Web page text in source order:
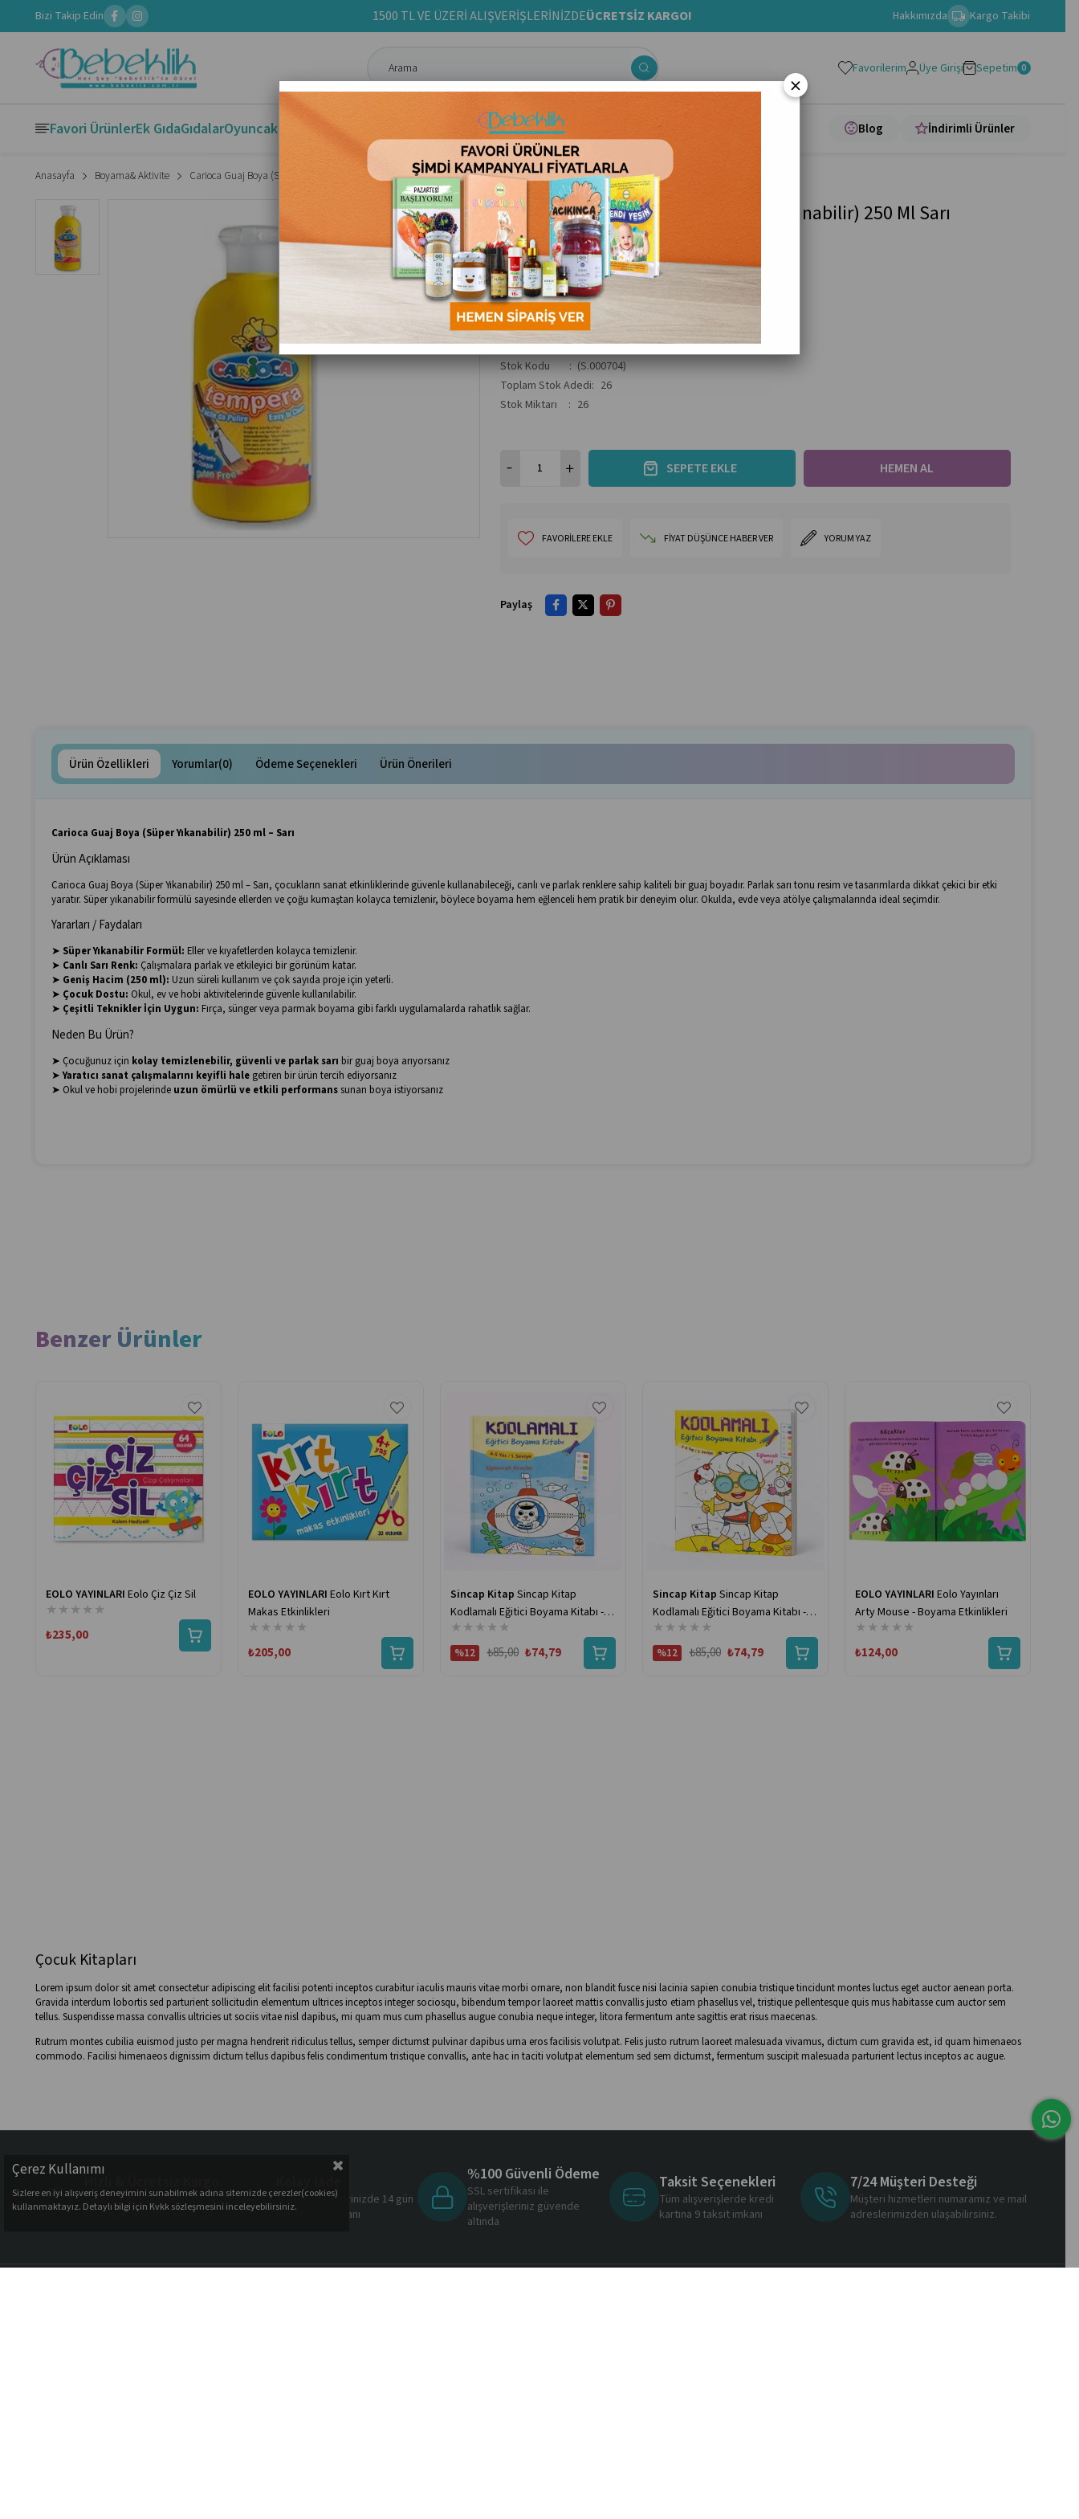
Bizi Takip Edin 1500 TL VE ÜZERİ ALIŞVERİŞLERİNİZDEÜCRETSİZ KARGO! Hakkımızda Kargo Takibi
Favorilerim Üye Girişi Sepetim 0
Favori ÜrünlerEk GıdaGıdalarOyuncakKitaplar Boyama& Aktivite Anne & Bebek Bakım Ürünleri Ek Gıda Tarif Kitapları Blog İndirimli Ürünler
Anasayfa Boyama& Aktivite Carioca Guaj Boya (Süper Yıkanabilir) 250 Ml Sarı
CariocaCarioca Guaj Boya (Süper Yıkanabilir) 250 Ml Sarı
0.0
₺122,00
Kategori : Boyama& Aktivite
Marka
: Carioca
Stok Kodu
(S.000704)
Toplam Stok Adedi: 26
Stok Miktarı
: 26
FAVORILERE EKLE FIYAT DÜŞÜNCE HABER VER YORUM YAZ
Paylaş
Ürün Özellikleri Yorumlar(0) Ödeme Seçenekleri Ürün Önerileri
Carioca Guaj Boya (Süper Yıkanabilir) 250 ml – Sarı
Ürün Açıklaması
Carioca Guaj Boya (Süper Yıkanabilir) 250 ml – Sarı, çocukların sanat etkinliklerinde güvenle kullanabileceği, canlı ve parlak renklere sahip kaliteli bir guaj boyadır. Parlak sarı tonu resim ve tasarımlarda dikkat çekici bir etki
yaratır. Süper yıkanabilir formülü sayesinde ellerden ve çoğu kumaştan kolayca temizlenir, böylece boyama hem eğlenceli hem pratik bir deneyim olur. Okulda, evde veya atölye çalışmalarında ideal seçimdir.
Yararları / Faydaları
➤ Süper Yıkanabilir Formül: Eller ve kıyafetlerden kolayca temizlenir.
➤ Canlı Sarı Renk: Çalışmalara parlak ve etkileyici bir görünüm katar.
➤ Geniş Hacim (250 ml): Uzun süreli kullanım ve çok sayıda proje için yeterli.
➤ Çocuk Dostu: Okul, ev ve hobi aktivitelerinde güvenle kullanılabilir.
➤ Çeşitli Teknikler İçin Uygun: Fırça, sünger veya parmak boyama gibi farklı uygulamalarda rahatlık sağlar.
Neden Bu Ürün?
➤ Çocuğunuz için kolay temizlenebilir, güvenli ve parlak sarı bir guaj boya arıyorsanız
➤Yaratıcı sanat çalışmalarını keyifli halegetiren bir ürün tercih ediyorsanız
➤ Okul ve hobi projelerinde uzun ömürlü ve etkili performanssunan boya istiyorsanız
Benzer Ürünler
EOLO YAYINLARI Eolo Çiz Çiz Sil
★ ★ ★ ★ ★
₺235,00
EOLO YAYINLARI Eolo Kırt Kırt
Makas Etkinlikleri
★ ★ ★ ★ ★
₺205,00
Sincap Kitap Sincap Kitap
Kodlamalı Eğitici Boyama Kitabı -
Eğlenceli Araçlar
★ ★ ★ ★ ★
%12 ₺74,79
₺85,00
Sincap Kitap Sincap Kitap
Kodlamalı Eğitici Boyama Kitabı -
Eğlenceli Tatil
★ ★ ★ ★ ★
%12 ₺74,79
₺85,00
EOLO YAYINLARI Eolo Yayınları
Arty Mouse - Boyama Etkinlikleri
★ ★ ★ ★ ★
₺124,00
Çocuk Kitapları
Lorem ipsum dolor sit amet consectetur adipiscing elit facilisi potenti inceptos curabitur iaculis mauris vitae morbi ornare, non blandit fusce nisi lacinia sapien conubia tristique tincidunt montes luctus eget auctor aenean porta.
Gravida interdum lobortis sed parturient sollicitudin elementum ultrices inceptos integer sociosqu, bibendum tempor laoreet mattis convallis justo etiam phasellus vel, tristique pellentesque quis mus habitasse cum auctor sem
tellus. Suspendisse massa convallis ultricies ut sociis vitae nisl dapibus, mi quam mus cum phasellus augue conubia neque integer, litora fermentum ante sagittis erat risus maecenas.
Rutrum montes cubilia euismod justo per magna hendrerit ridiculus tellus, semper dictumst pulvinar dapibus urna eros facilisis volutpat. Felis justo rutrum laoreet malesuada vivamus, dictum cum gravida est, id quam himenaeos
commodo. Facilisi himenaeos dignissim dictum tellus dapibus felis condimentum tristique convallis, ante hac in taciti volutpat elementum sed sem dictumst, fermentum suscipit malesuada parturient lectus inceptos ac augue.
16:00’a kadar verilen
siparişler aynı gün kargoda
Tüm alışverişlerinizde 14 gün
içinde iade imkanı
%100 Güvenli Ödeme
SSL sertifikası ile
alışverişleriniz güvende
altında
Taksit Seçenekleri
Tüm alışverişlerde kredi
kartına 9 taksit imkanı
7/24 Müşteri Desteği
Müşteri hizmetleri numaramız ve mail
adreslerimizden ulaşabilirsiniz.
Çerez Kullanımı
Sizlere en iyi alışveriş deneyimini sunabilmek adına sitemizde çerezler(cookies)
kullanmaktayız. Detaylı bilgi için Kvkk sözleşmesini inceleyebilirsiniz.
×